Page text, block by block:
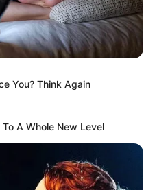
You? Think Again
A Whole New Level